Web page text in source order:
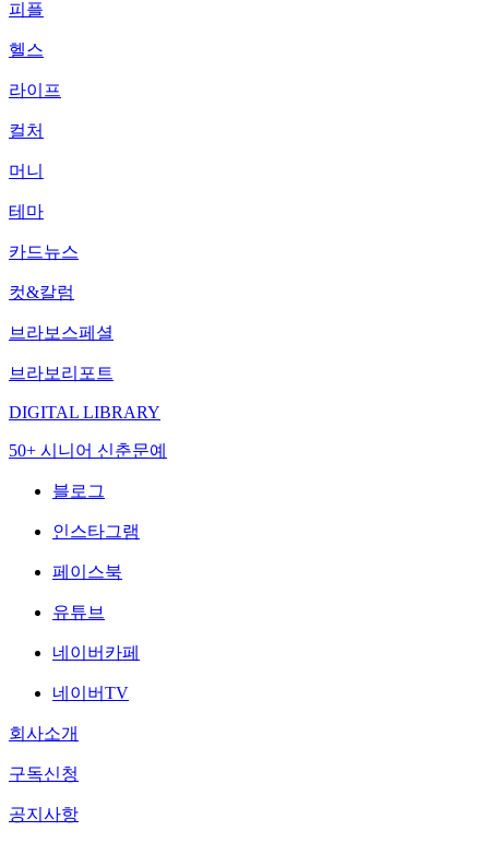
피플
헬스
라이프
컬처
머니
테마
카드뉴스
컷&칼럼
브라보스페셜
브라보리포트
DIGITAL LIBRARY
50+ 시니어 신춘문예
블로그
인스타그램
페이스북
유튜브
네이버카페
네이버TV
회사소개
구독신청
공지사항